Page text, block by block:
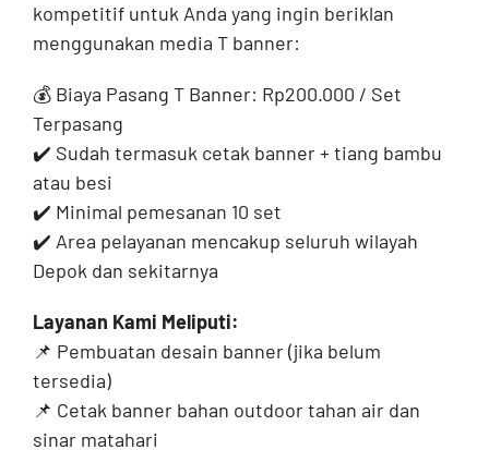
kompetitif untuk Anda yang ingin beriklan
menggunakan media T banner:
💰 Biaya Pasang T Banner: Rp200.000 / Set
Terpasang
✔️ Sudah termasuk cetak banner + tiang bambu
atau besi
✔️ Minimal pemesanan 10 set
✔️ Area pelayanan mencakup seluruh wilayah
Depok dan sekitarnya
Layanan Kami Meliputi:
📌 Pembuatan desain banner (jika belum
tersedia)
📌 Cetak banner bahan outdoor tahan air dan
sinar matahari